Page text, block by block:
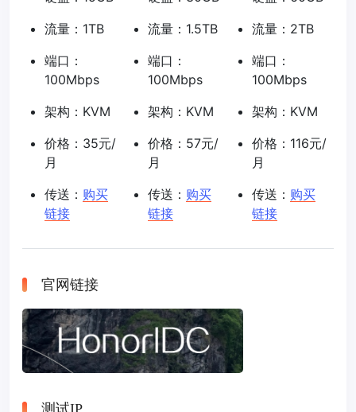
流量：1TB
端口：
100Mbps
架构：KVM
价格：35元/
月
传送： 购买
链接
流量：1.5TB
端口：
100Mbps
架构：KVM
价格：57元/
月
传送： 购买
链接
流量：2TB
端口：
100Mbps
架构：KVM
价格：116元/
月
传送： 购买
链接
官网链接